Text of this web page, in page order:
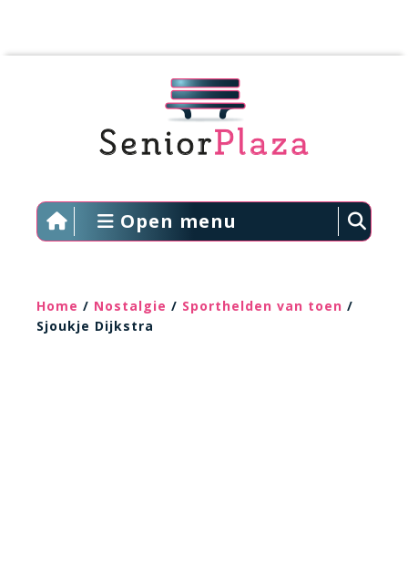
Open menu
Home / Nostalgie / Sporthelden van toen /
Sjoukje Dijkstra